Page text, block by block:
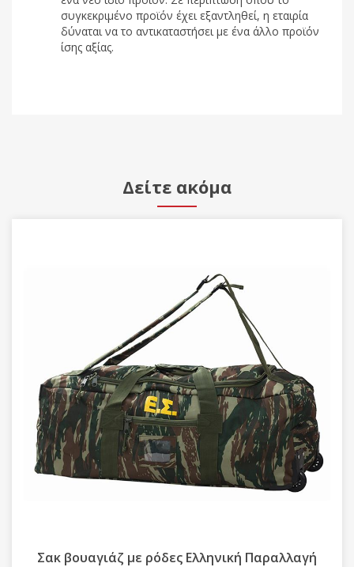
συγκεκριμένο προϊόν έχει εξαντληθεί, η εταιρία
δύναται να το αντικαταστήσει με ένα άλλο προϊόν
ίσης αξίας.
Δείτε ακόμα
Σακ βουαγιάζ με ρόδες Ελληνική Παραλλαγή